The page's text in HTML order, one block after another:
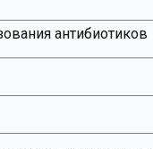
антибиотиков